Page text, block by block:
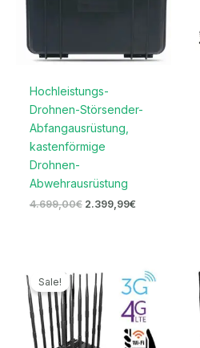
Hochleistungs-
Drohnen-Störsender-
Abfangausrüstung,
kastenförmige
Drohnen-
Abwehrausrüstung
4.699,00€ 2.399,99€
Sale!
Preis
war:
1.199,00€
Preis
ist:
569,99€.